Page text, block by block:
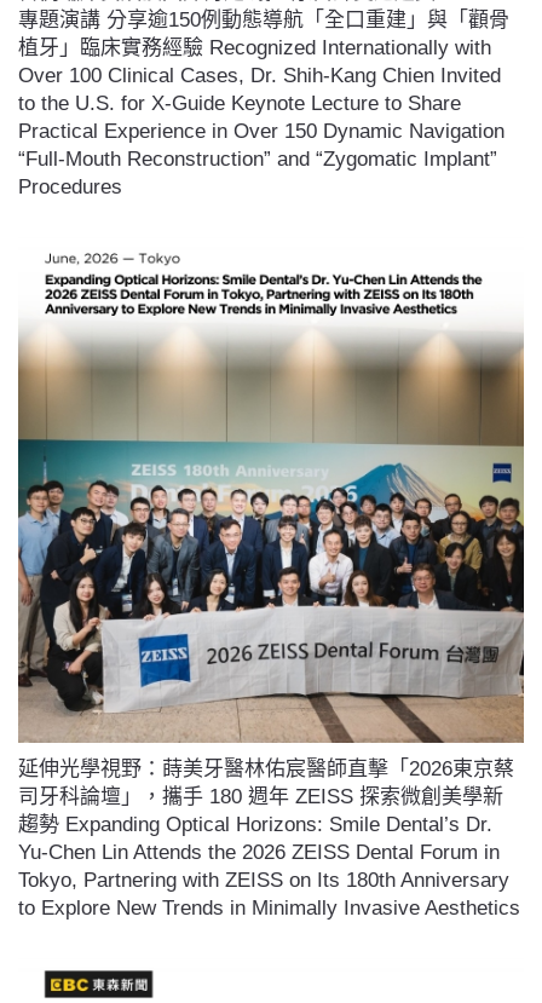
專題演講 分享逾150例動態導航「全口重建」與「顴骨
植牙」臨床實務經驗 Recognized Internationally with
Over 100 Clinical Cases, Dr. Shih-Kang Chien Invited
to the U.S. for X-Guide Keynote Lecture to Share
Practical Experience in Over 150 Dynamic Navigation
“Full-Mouth Reconstruction” and “Zygomatic Implant”
Procedures
延伸光學視野：蒔美牙醫林佑宸醫師直擊「2026東京蔡
司牙科論壇」，攜手 180 週年 ZEISS 探索微創美學新
趨勢 Expanding Optical Horizons: Smile Dental’s Dr.
Yu-Chen Lin Attends the 2026 ZEISS Dental Forum in
Tokyo, Partnering with ZEISS on Its 180th Anniversary
to Explore New Trends in Minimally Invasive Aesthetics